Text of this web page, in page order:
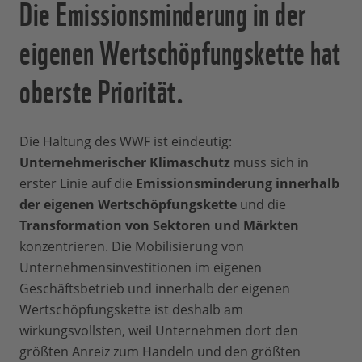
Die Emissionsminderung in der
eigenen Wertschöpfungskette hat
oberste Priorität.
Die Haltung des WWF ist eindeutig:
Unternehmerischer Klimaschutz muss sich in
erster Linie auf die Emissionsminderung innerhalb
der eigenen Wertschöpfungskette und die
Transformation von Sektoren und Märkten
konzentrieren. Die Mobilisierung von
Unternehmensinvestitionen im eigenen
Geschäftsbetrieb und innerhalb der eigenen
Wertschöpfungskette ist deshalb am
wirkungsvollsten, weil Unternehmen dort den
größten Anreiz zum Handeln und den größten